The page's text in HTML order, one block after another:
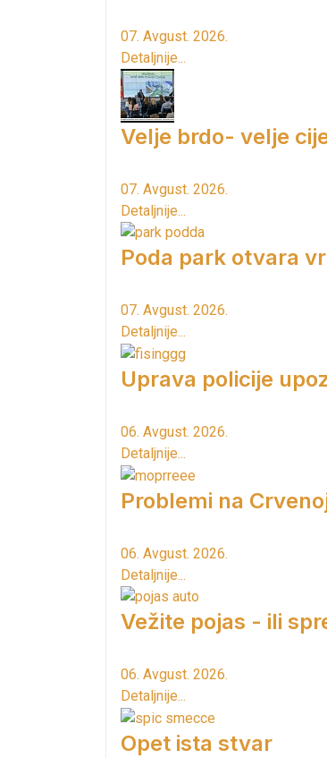
07. Avgust. 2026.
Detaljnije...
Velje brdo- velje
07. Avgust. 2026.
Detaljnije...
Poda park otvara
07. Avgust. 2026.
Detaljnije...
Uprava policije
06. Avgust. 2026.
Detaljnije...
Problemi na
06. Avgust. 2026.
Detaljnije...
Vežite pojas - ili
06. Avgust. 2026.
Detaljnije...
Opet ista stvar